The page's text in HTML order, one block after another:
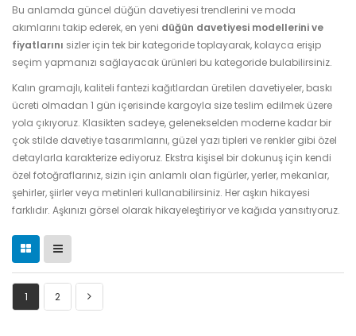
Bu anlamda güncel düğün davetiyesi trendlerini ve moda
akımlarını takip ederek, en yeni düğün davetiyesi modellerini ve
fiyatlarını sizler için tek bir kategoride toplayarak, kolayca erişip
seçim yapmanızı sağlayacak ürünleri bu kategoride bulabilirsiniz.
Kalın gramajlı, kaliteli fantezi kağıtlardan üretilen davetiyeler, baskı
ücreti olmadan 1 gün içerisinde kargoyla size teslim edilmek üzere
yola çıkıyoruz. Klasikten sadeye, gelenekselden moderne kadar bir
çok stilde davetiye tasarımlarını, güzel yazı tipleri ve renkler gibi özel
detaylarla karakterize ediyoruz. Ekstra kişisel bir dokunuş için kendi
özel fotoğraflarınız, sizin için anlamlı olan figürler, yerler, mekanlar,
şehirler, şiirler veya metinleri kullanabilirsiniz. Her aşkın hikayesi
farklıdır. Aşkınızı görsel olarak hikayeleştiriyor ve kağıda yansıtıyoruz.
1 2